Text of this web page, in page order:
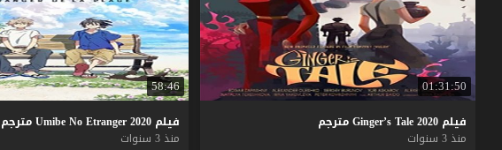
01:31:50
فيلم Ginger’sTale2020
مترجم
منذ 3 سنوات
58:46
فيلم UmibeNoEtranger2020
مترجم
منذ 3 سنوات